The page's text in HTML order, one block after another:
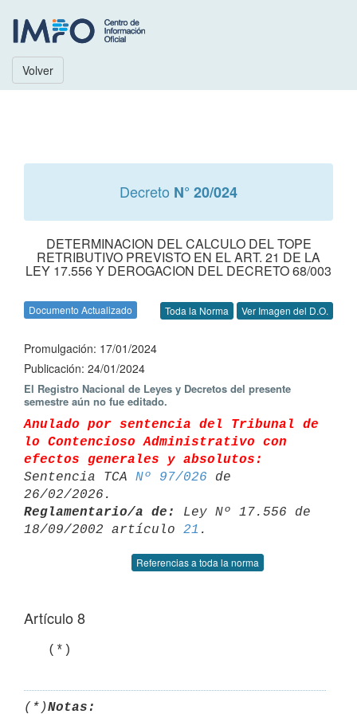
Volver
Decreto N° 20/024
DETERMINACION DEL CALCULO DEL TOPE
RETRIBUTIVO PREVISTO EN EL ART. 21 DE LA
LEY 17.556 Y DEROGACION DEL DECRETO 68/003
Documento Actualizado Toda la Norma Ver Imagen del D.O.
Promulgación: 17/01/2024
Publicación: 24/01/2024
El Registro Nacional de Leyes y Decretos del presente
semestre aún no fue editado.
Anulado por sentencia del Tribunal de
lo Contencioso Administrativo con
efectos generales y absolutos:
Sentencia TCA Nº 97/026 de
Reglamentario/a de:
Ley Nº 17.556 de
18/09/2002 artículo 21
Referencias a toda la norma
Artículo 8
   (*)
(*)Notas: